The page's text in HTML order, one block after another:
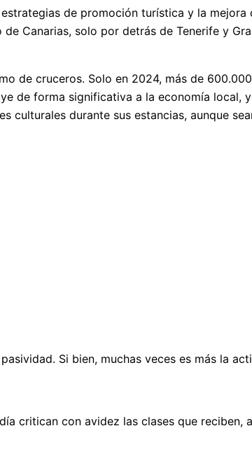
de promoción turística y la
Canarias, solo por detrás de Tenerife y
de cruceros. Solo en 2024, más de
de forma significativa a la economía local,
culturales durante sus estancias, aunque
Si bien, muchas veces es más la
critican con avidez las clases que reciben,